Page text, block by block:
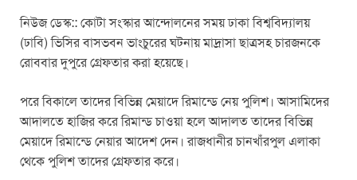
a
c
e
o
o
k
wi
tt
er
m
ail
h
at
s
p
p
ss
e
n
g
er
t
h
ar
নিউজ ডেস্ক:: কোটা সংস্কার আন্দোলনের সময় ঢাকা বিশ্ববিদ্যালয়
(ঢাবি) ভিসির বাসভবন ভাংচুরের ঘটনায় মাদ্রাসা ছাত্রসহ চারজনকে
রোববার দুপুরে গ্রেফতার করা হয়েছে।
পরে বিকালে তাদের বিভিন্ন মেয়াদে রিমান্ডে নেয় পুলিশ। আসামিদের
আদালতে হাজির করে রিমান্ড চাওয়া হলে আদালত তাদের বিভিন্ন
মেয়াদে রিমান্ডে নেয়ার আদেশ দেন। রাজধানীর চানখাঁরপুল এলাকা
থেকে পুলিশ তাদের গ্রেফতার করে।